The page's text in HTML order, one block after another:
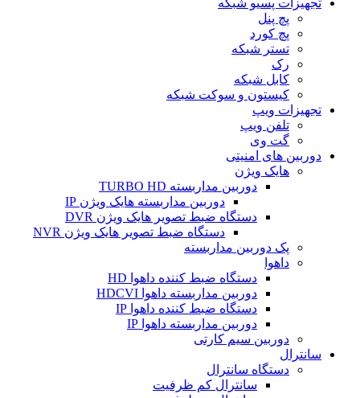
تجهیزات پسیو شبکه
پچ پنل
پچ کورد
تستر شبکه
رک
کابل شبکه
کیستون و سوکت شبکه
تجهیزات ویپ
تلفن ویپ
گت وی
دوربین های امنیتی
هایک ویژن
دوربین مداربسته TURBO HD
دوربین مداربسته هایک ویژن IP
دستگاه ضبط تصویر هایک ویژن DVR
دستگاه ضبط تصویر هایک ویژن NVR
پک دوربین مداربسته
داهوا
دستگاه ضبط کننده داهوا HD
دوربین مداربسته داهوا HDCVI
دستگاه ضبط کننده داهوا IP
دوربین مداربسته داهوا IP
دوربین سیم کارتی
سانترال
دستگاه سانترال
سانترال کم ظرفیت